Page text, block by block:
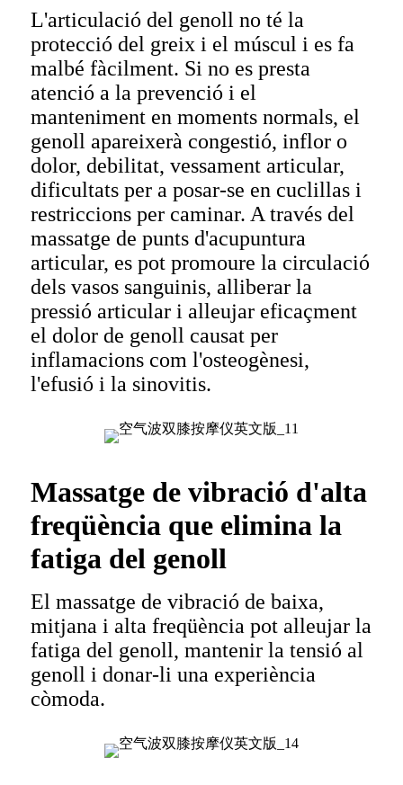
L'articulació del genoll no té la
protecció del greix i el múscul i es fa
malbé fàcilment. Si no es presta
atenció a la prevenció i el
manteniment en moments normals, el
genoll apareixerà congestió, inflor o
dolor, debilitat, vessament articular,
dificultats per a posar-se en cuclillas i
restriccions per caminar. A través del
massatge de punts d'acupuntura
articular, es pot promoure la circulació
dels vasos sanguinis, alliberar la
pressió articular i alleujar eficaçment
el dolor de genoll causat per
inflamacions com l'osteogènesi,
l'efusió i la sinovitis.
Massatge de vibració d'alta
freqüència que elimina la
fatiga del genoll
El massatge de vibració de baixa,
mitjana i alta freqüència pot alleujar la
fatiga del genoll, mantenir la tensió al
genoll i donar-li una experiència
còmoda.